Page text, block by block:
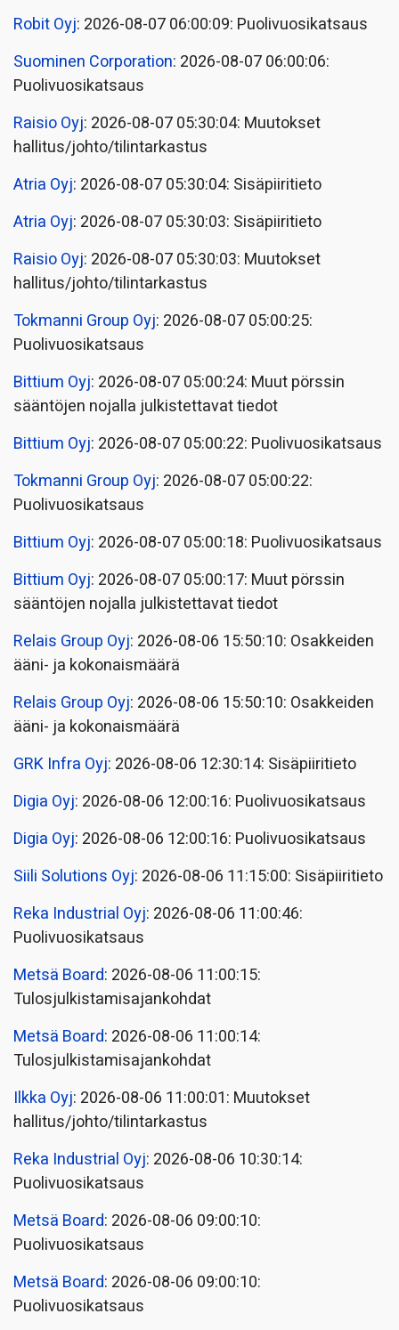
Robit Oyj: 2026-08-07 06:00:09: Puolivuosikatsaus
Suominen Corporation: 2026-08-07 06:00:06:
Puolivuosikatsaus
Raisio Oyj: 2026-08-07 05:30:04: Muutokset
hallitus/johto/tilintarkastus
Atria Oyj: 2026-08-07 05:30:04: Sisäpiiritieto
Atria Oyj: 2026-08-07 05:30:03: Sisäpiiritieto
Raisio Oyj: 2026-08-07 05:30:03: Muutokset
hallitus/johto/tilintarkastus
Tokmanni Group Oyj: 2026-08-07 05:00:25:
Puolivuosikatsaus
Bittium Oyj: 2026-08-07 05:00:24: Muut pörssin
sääntöjen nojalla julkistettavat tiedot
Bittium Oyj: 2026-08-07 05:00:22: Puolivuosikatsaus
Tokmanni Group Oyj: 2026-08-07 05:00:22:
Puolivuosikatsaus
Bittium Oyj: 2026-08-07 05:00:18: Puolivuosikatsaus
Bittium Oyj: 2026-08-07 05:00:17: Muut pörssin
sääntöjen nojalla julkistettavat tiedot
Relais Group Oyj: 2026-08-06 15:50:10: Osakkeiden
ääni- ja kokonaismäärä
Relais Group Oyj: 2026-08-06 15:50:10: Osakkeiden
ääni- ja kokonaismäärä
GRK Infra Oyj: 2026-08-06 12:30:14: Sisäpiiritieto
Digia Oyj: 2026-08-06 12:00:16: Puolivuosikatsaus
Digia Oyj: 2026-08-06 12:00:16: Puolivuosikatsaus
Siili Solutions Oyj: 2026-08-06 11:15:00: Sisäpiiritieto
Reka Industrial Oyj: 2026-08-06 11:00:46:
Puolivuosikatsaus
Metsä Board: 2026-08-06 11:00:15:
Tulosjulkistamisajankohdat
Metsä Board: 2026-08-06 11:00:14:
Tulosjulkistamisajankohdat
Ilkka Oyj: 2026-08-06 11:00:01: Muutokset
hallitus/johto/tilintarkastus
Reka Industrial Oyj: 2026-08-06 10:30:14:
Puolivuosikatsaus
Metsä Board: 2026-08-06 09:00:10:
Puolivuosikatsaus
Metsä Board: 2026-08-06 09:00:10:
Puolivuosikatsaus